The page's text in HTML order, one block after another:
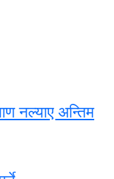
नल्याए अन्तिम